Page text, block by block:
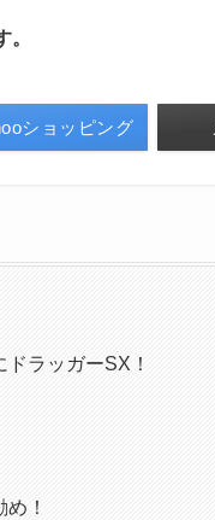
ショッピング
ラッガーSX！
！